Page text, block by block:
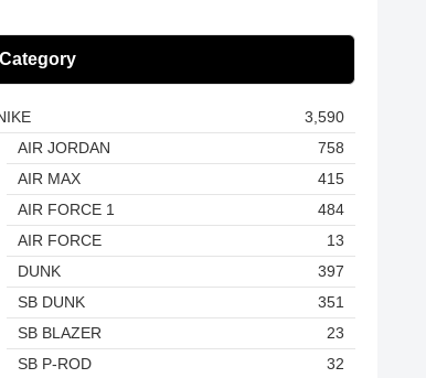
Category
3,590
AIR JORDAN
758
AIR MAX
415
AIR FORCE 1
484
AIR FORCE
13
DUNK
397
SB DUNK
351
SB BLAZER
23
SB P-ROD
32